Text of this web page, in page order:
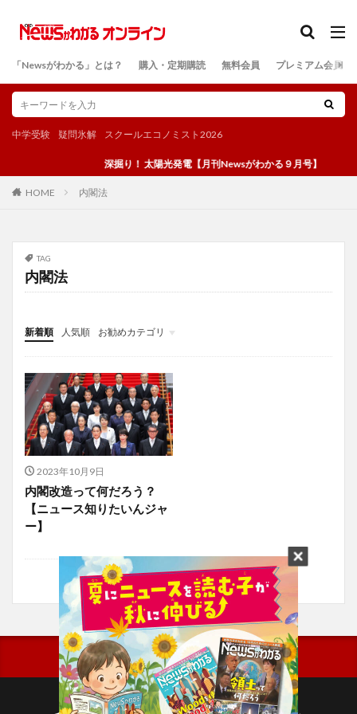
「Newsがわかる」とは？ 購入・定期購読 無料会員 プレミアム会員
中学受験 疑問氷解 スクールエコノミスト2026
深掘り！ 太陽光発電【月刊Newsがわかる９月号】
HOME 内閣法
TAG
内閣法
新着順 人気順
お勧めカテゴリ
投稿
学び
マンガ
電子書籍
2023年10月9日
内閣改造って何だろう？
【ニュース知りたいんジャ
ー】
検索